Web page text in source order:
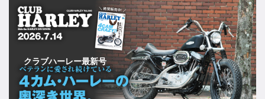
クラブハーレー最新号